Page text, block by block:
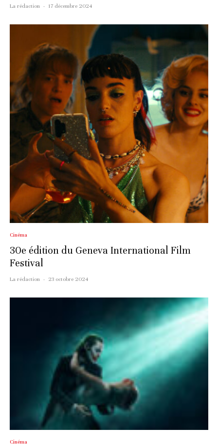
La rédaction · 17 décembre 2024
Cinéma
30e édition du Geneva International Film
Festival
La rédaction · 23 octobre 2024
Cinéma